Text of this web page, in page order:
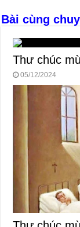
Bài cùng
Thư chúc
05/12/2024